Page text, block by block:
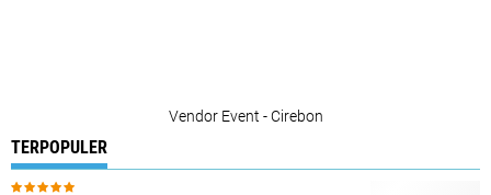
Vendor Event - Cirebon
TERPOPULER